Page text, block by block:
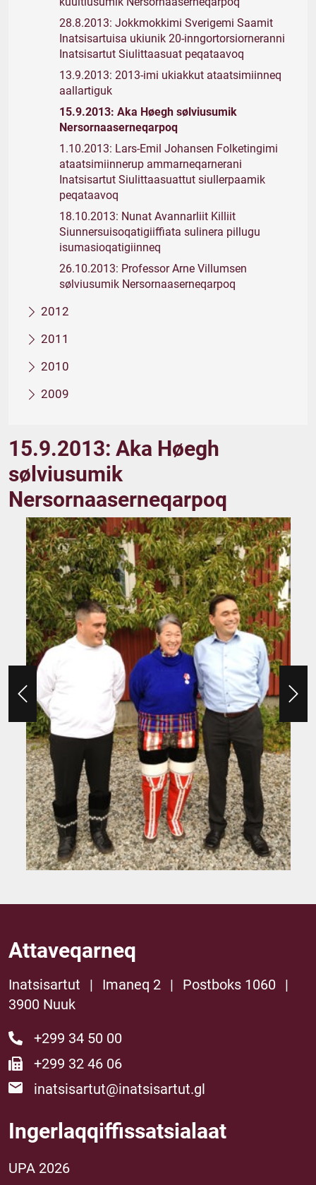
28.8.2013: Jokkmokkimi Sverigemi Saamit
Inatsisartuisa ukiunik 20-inngortorsiorneranni
Inatsisartut Siulittaasuat peqataavoq
13.9.2013: 2013-imi ukiakkut ataatsimiinneq
aallartiguk
15.9.2013: Aka Høegh sølviusumik
Nersornaaserneqarpoq
1.10.2013: Lars-Emil Johansen Folketingimi
ataatsimiinnerup ammarneqarnerani
Inatsisartut Siulittaasuattut siullerpaamik
peqataavoq
18.10.2013: Nunat Avannarliit Killiit
Siunnersuisoqatigiiffiata sulinera pillugu
isumasioqatigiinneq
26.10.2013: Professor Arne Villumsen
sølviusumik Nersornaaserneqarpoq
2012
2011
2010
2009
15.9.2013: Aka Høegh
sølviusumik
Nersornaaserneqarpoq
Attaveqarneq
Inatsisartut | Imaneq 2 | Postboks 1060
|
3900 Nuuk
+299 34 50 00
+299 32 46 06
inatsisartut@inatsisartut.gl
Ingerlaqqiffissatsialaat
UPA 2026